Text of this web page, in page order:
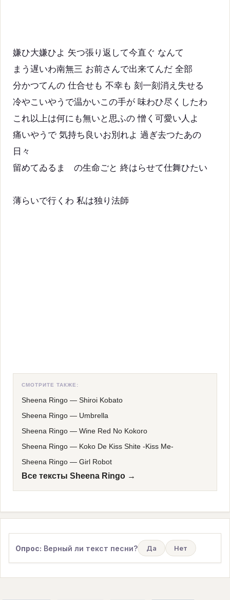
嫌ひ大嫌ひよ 矢つ張り返して今直ぐ なんて
まう遅いわ南無三 お前さんで出来てんだ 全部
分かつてんの 仕合せも 不幸も 刻一刻消え失せる
冷やこいやうで温かいこの手が 味わひ尽くしたわ
これ以上は何にも無いと思ふの 憎く可愛い人よ
痛いやうで 気持ち良いお別れよ 過ぎ去つたあの
日々
留めてゐるまゝの生命ごと 終はらせて仕舞ひたい
薄らいで行くわ 私は独り法師
СМОТРИТЕ ТАКЖЕ:
Sheena Ringo — Shiroi Kobato
Sheena Ringo — Umbrella
Sheena Ringo — Wine Red No Kokoro
Sheena Ringo — Koko De Kiss Shite -Kiss Me-
Sheena Ringo — Girl Robot
Все тексты Sheena Ringo →
Опрос: Верный ли текст песни? Да Нет